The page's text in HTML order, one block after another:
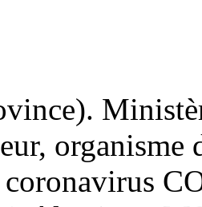
organisme